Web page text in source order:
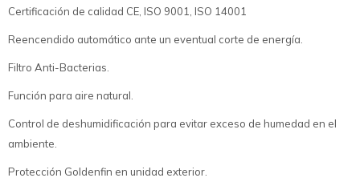
Certificación de calidad CE, ISO 9001, ISO 14001
Reencendido automático ante un eventual corte de energía.
Filtro Anti-Bacterias.
Función para aire natural.
Control de deshumidificación para evitar exceso de humedad en el
ambiente.
Protección Goldenfin en unidad exterior.